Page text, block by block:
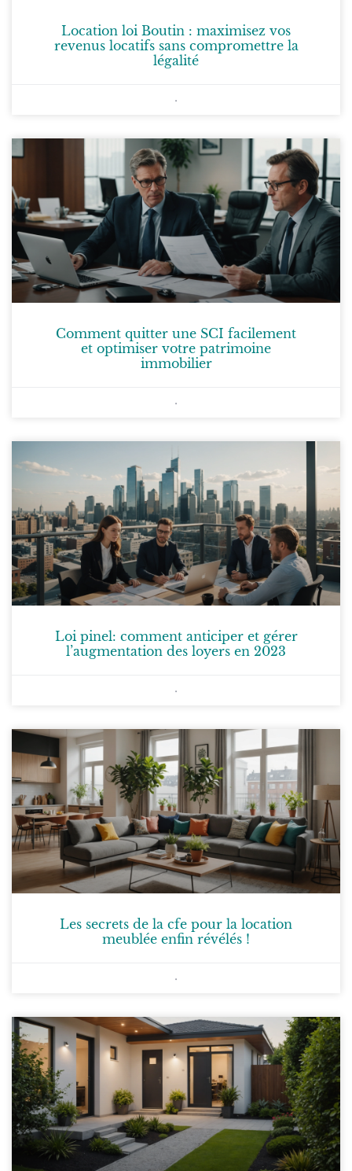
Location loi Boutin : maximisez vos
revenus locatifs sans compromettre la
légalité
Comment quitter une SCI facilement
et optimiser votre patrimoine
immobilier
Loi pinel: comment anticiper et gérer
l’augmentation des loyers en 2023
Les secrets de la cfe pour la location
meublée enfin révélés !